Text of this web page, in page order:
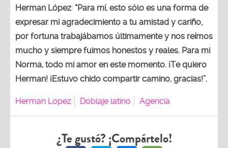
Herman López: “Para mí, esto sólo es una forma de
expresar mi agradecimiento a tu amistad y cariño,
por fortuna trabajábamos últimamente y nos reímos
mucho y siempre fuimos honestos y reales. Para mi
Norma, todo mi amor en este momento. ¡Te quiero
Herman! ¡Estuvo chido compartir camino, gracias!”.
Herman Lopez Doblaje latino Agencia
¿Te gustó? ¡Compártelo!